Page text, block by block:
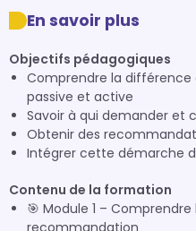
En savoir plus
Objectifs pédagogiques
Comprendre la
passive et active
Savoir à qui demander et
Obtenir des
Intégrer cette démarche
Contenu de la formation
🎯 Module 1 –
recommandation